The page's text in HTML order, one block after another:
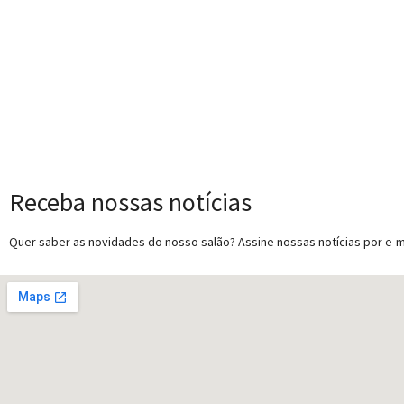
Receba nossas notícias
Quer saber as novidades do nosso salão? Assine nossas notícias por e-